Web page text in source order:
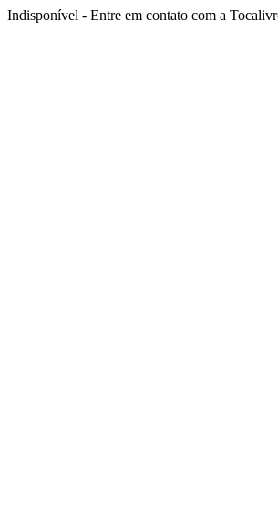
Indisponível - Entre em contato com a